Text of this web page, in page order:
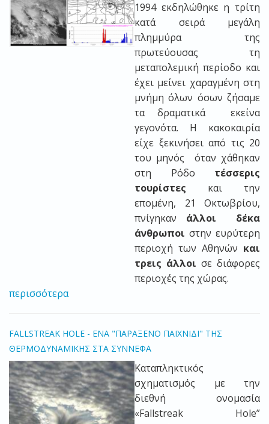
1994 εκδηλώθηκε η τρίτη
κατά σειρά μεγάλη
πλημμύρα της
πρωτεύουσας τη
μεταπολεμική περίοδο και
έχει μείνει χαραγμένη στη
μνήμη όλων όσων ζήσαμε
τα δραματικά εκείνα
γεγονότα. Η κακοκαιρία
είχε ξεκινήσει από τις 20
του μηνός όταν χάθηκαν
στη Ρόδο τέσσερις
τουρίστες και την
επομένη, 21 Οκτωβρίου,
πνίγηκαν άλλοι δέκα
άνθρωποι στην ευρύτερη
περιοχή των Αθηνών και
τρεις άλλοι σε διάφορες
περιοχές της χώρας.
περισσότερα
FALLSTREAK HOLE - ΕΝΑ "ΠΑΡΑΞΕΝΟ ΠΑΙΧΝΙΔΙ" ΤΗΣ
ΘΕΡΜΟΔΥΝΑΜΙΚΗΣ ΣΤΑ ΣΥΝΝΕΦΑ
Kαταπληκτικός
σχηματισμός με την
διεθνή ονομασία
«Fallstreak Hole”